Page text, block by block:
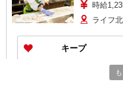
ライフ
キープ